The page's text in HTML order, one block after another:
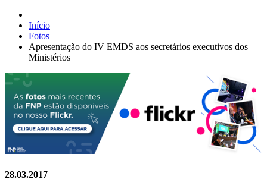
Início
Fotos
Apresentação do IV EMDS aos secretários executivos dos
Ministérios
28.03.2017